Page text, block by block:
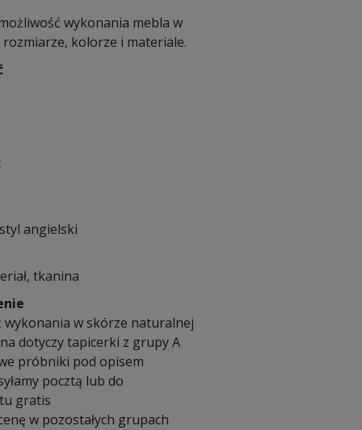
wykonania mebla w
kolorze i materiale.
angielski
tkanina
wykonania w skórze naturalnej
dotyczy tapicerki z grupy A
próbniki pod opisem
pocztą lub do
gratis
w pozostałych grupach